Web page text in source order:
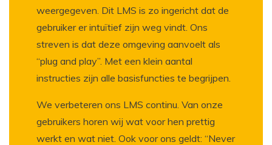
weergegeven. Dit LMS is zo ingericht dat de
gebruiker er intuïtief zijn weg vindt. Ons
streven is dat deze omgeving aanvoelt als
“plug and play”. Met een klein aantal
instructies zijn alle basisfuncties te begrijpen.
We verbeteren ons LMS continu. Van onze
gebruikers horen wij wat voor hen prettig
werkt en wat niet. Ook voor ons geldt: “Never